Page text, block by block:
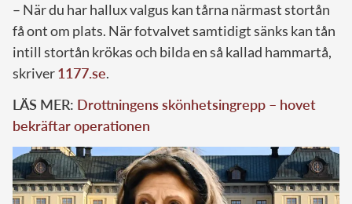
– När du har hallux valgus kan tårna närmast stortån
få ont om plats. När fotvalvet samtidigt sänks kan tån
intill stortån krökas och bilda en så kallad hammartå,
skriver1177.se.
LÄS MER: Drottningens skönhetsingrepp – hovet
bekräftar operationen